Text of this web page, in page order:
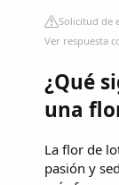
Solicitud de
Ver respuesta
¿Qué
una
La flor de
pasión y